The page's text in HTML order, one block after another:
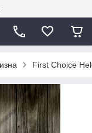
First Сhoice